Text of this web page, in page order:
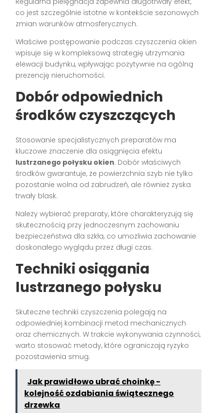
co jest szczególnie istotne w kontekście sezonowych
zmian warunków atmosferycznych.
Właściwe postępowanie podczas czyszczenia okien
wpisuje się w kompleksową strategię utrzymania
elewacji budynku, wpływając pozytywnie na ogólną
prezencję nieruchomości.
Dobór odpowiednich
środków czyszczących
Stosowanie specjalistycznych preparatów ma
kluczowe znaczenie dla osiągnięcia efektu
lustrzanego połysku okien. Dobór właściwych
środków gwarantuje, że powierzchnia szyb nie tylko
pozostanie wolna od zabrudzeń, ale również zyska
trwały blask.
Należy wybierać preparaty, które charakteryzują się
skutecznością przy jednoczesnym zachowaniu
bezpieczeństwa dla szkła, co umożliwia zachowanie
doskonałego wyglądu przez długi czas.
Techniki osiągania
lustrzanego połysku
Skuteczne techniki czyszczenia polegają na
odpowiedniej kombinacji metod mechanicznych
oraz chemicznych. W trakcie wykonywania czynności,
warto stosować metody, które ograniczają ryzyko
pozostawienia smug.
Jak prawidłowo ubrać choinkę -
kolejność ozdabiania świątecznego
drzewka